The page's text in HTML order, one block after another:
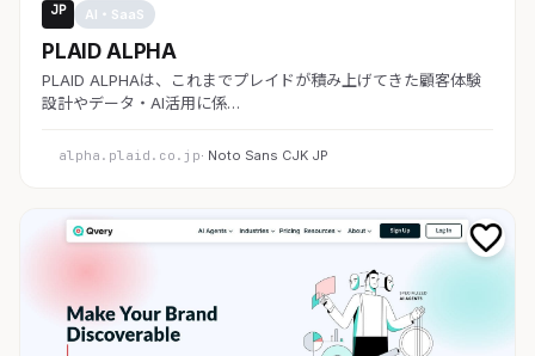
JP AI・SaaS
PLAID ALPHA
PLAID ALPHAは、これまでプレイドが積み上げてきた顧客体験
設計やデータ・AI活用に係…
alpha.plaid.co.jp· Noto Sans CJK JP